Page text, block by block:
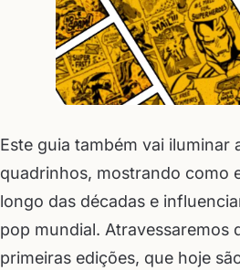
Este guia também vai iluminar
quadrinhos, mostrando como
longo das décadas e
pop mundial. Atravessaremos
primeiras edições, que hoje